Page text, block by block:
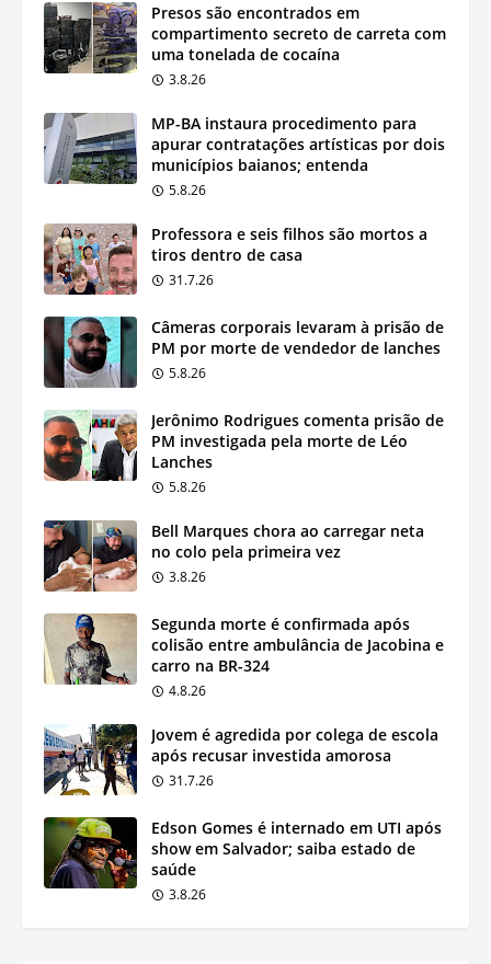
Presos são encontrados em
compartimento secreto de carreta com
uma tonelada de cocaína
3.8.26
MP-BA instaura procedimento para
apurar contratações artísticas por dois
municípios baianos; entenda
5.8.26
Professora e seis filhos são mortos a
tiros dentro de casa
31.7.26
Câmeras corporais levaram à prisão de
PM por morte de vendedor de lanches
5.8.26
Jerônimo Rodrigues comenta prisão de
PM investigada pela morte de Léo
Lanches
5.8.26
Bell Marques chora ao carregar neta
no colo pela primeira vez
3.8.26
Segunda morte é confirmada após
colisão entre ambulância de Jacobina e
carro na BR-324
4.8.26
Jovem é agredida por colega de escola
após recusar investida amorosa
31.7.26
Edson Gomes é internado em UTI após
show em Salvador; saiba estado de
saúde
3.8.26